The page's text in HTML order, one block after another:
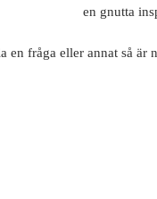
en gnutta
en fråga eller annat så